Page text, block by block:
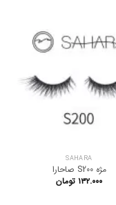
SAHARA
مژه S200 صاحارا
۱۳۲.۰۰۰ تومان